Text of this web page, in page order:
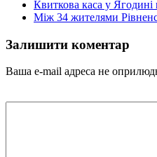
Квиткова каса у
Між 34 жителями
Залишити коментар
Ваша e-mail адреса не